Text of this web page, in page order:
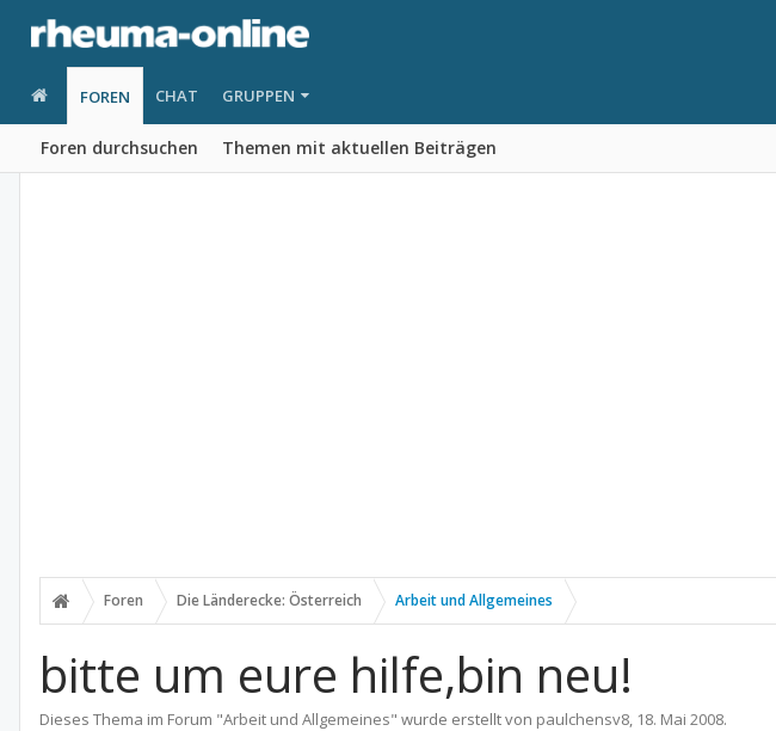
FOREN
Foren durchsuchen Themen mit aktuellen Beiträgen
CHAT GRUPPEN
Foren Die Länderecke: Österreich Arbeit und Allgemeines
bitte um eure hilfe,bin neu!
Dieses Thema im Forum "Arbeit und Allgemeines" wurde erstellt von paulchensv8, 18. Mai 2008.